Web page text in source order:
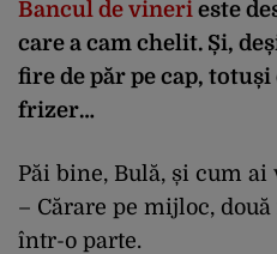
Bancul de vineri este
care a cam chelit. Și,
fire de păr pe cap, totuși
frizer…
Păi bine, Bulă, și cum ai
– Cărare pe mijloc,
într-o parte.